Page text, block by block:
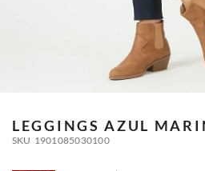
LEGGINGS AZUL
SKU 1901085030100